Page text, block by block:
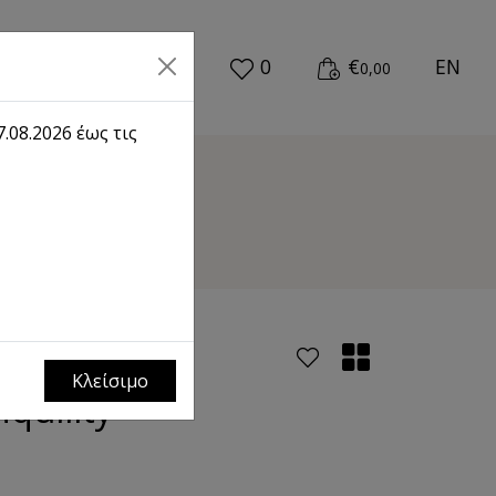
0 €0,00 EN
έως τις
Κλείσιμο